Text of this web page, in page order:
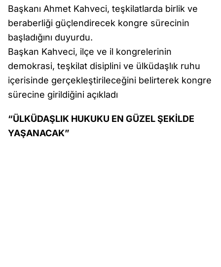
Başkanı Ahmet Kahveci, teşkilatlarda birlik ve
beraberliği güçlendirecek kongre sürecinin
başladığını duyurdu.
Başkan Kahveci, ilçe ve il kongrelerinin
demokrasi, teşkilat disiplini ve ülküdaşlık ruhu
içerisinde gerçekleştirileceğini belirterek kongre
sürecine girildiğini açıkladı
“ÜLKÜDAŞLIK HUKUKU EN GÜZEL ŞEKİLDE
YAŞANACAK”